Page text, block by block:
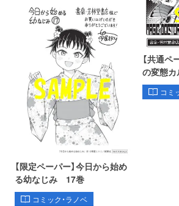
【限定ペーパー】今日から始め
る幼なじみ 17巻
コミック・ラノベ
【共通ペ
の変態
コミ